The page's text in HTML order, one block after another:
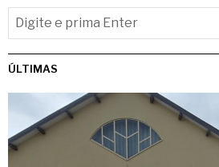
ÚLTIMAS